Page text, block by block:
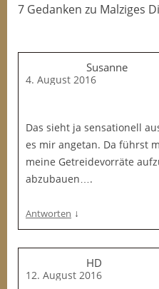
7 Gedanken zu Malziges
Susanne
4. August 2016
Das sieht ja sensationell
es mir angetan. Da führst
meine Getreidevorräte
abzubauen….
Antworten ↓
HD
12. August 2016